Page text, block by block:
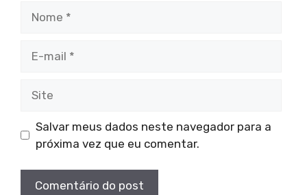
mail
Salvar meus dados neste navegador para a
próxima vez que eu comentar.